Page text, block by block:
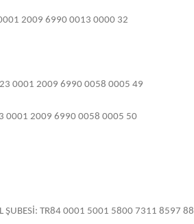
0001 2009 6990 0013 0000 32
0001 2009 6990 0058 0005 49
0001 2009 6990 0058 0005 50
ŞUBESİ: TR84 0001 5001 5800 7311 8597 88